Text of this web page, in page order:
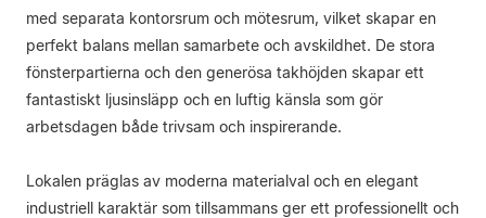
med separata kontorsrum och mötesrum, vilket skapar en
perfekt balans mellan samarbete och avskildhet. De stora
fönsterpartierna och den generösa takhöjden skapar ett
fantastiskt ljusinsläpp och en luftig känsla som gör
arbetsdagen både trivsam och inspirerande.
Lokalen präglas av moderna materialval och en elegant
industriell karaktär som tillsammans ger ett professionellt och